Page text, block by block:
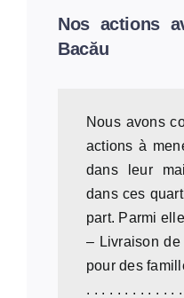
Nos actions
Bacău
Nous avons
actions à
dans leur
dans ces
part. Parmi
– Livraison de
pour des
. . . . . . . . . . . .